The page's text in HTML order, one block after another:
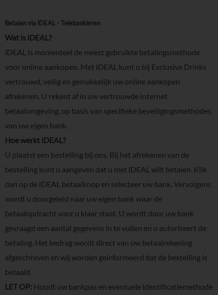
Betalen via iDEAL - Telebankieren
Wat is iDEAL?
iDEAL is momenteel de meest gebruikte betalingsmethode
voor online aankopen. Met iDEAL kunt u bij Exclusive Drinks
vertrouwd, veilig en gemakkelijk uw online aankopen
afrekenen. U rekent af in uw vertrouwde internet
betaalomgeving, op basis van specifieke beveiligingsmethodes
van uw eigen bank.
Hoe werkt iDEAL?
U plaatst een bestelling bij ons. Bij het afrekenen van de
bestelling kunt u aangeven dat u met iDEAL wilt betalen. Klik
dan op de iDEAL betaalknop en selecteer uw bank. Vervolgens
wordt u doorgeleid naar uw eigen bank waar de
betaalopdracht voor u klaar staat. U wordt door uw bank
gevraagd een aantal gegevens in te vullen en u autoriseert de
betaling. Het bedrag wordt direct van uw betaalrekening
afgeschreven en wij worden geinformeerd dat de bestelling is
betaald.
LET OP: Houdt uw bankpas en eventuele identificatiemethode